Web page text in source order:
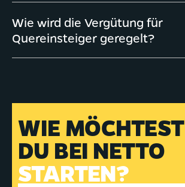
Wie wird die Vergütung für
Quereinsteiger geregelt?
WIE MÖCHTEST
DU BEI NETTO
STARTEN?